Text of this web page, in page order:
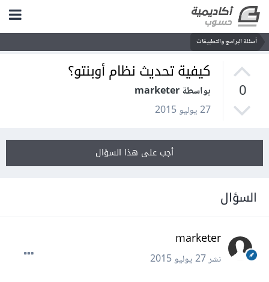
أسئلة البرامج والتطبيقات
0
كيفية تحديث نظام أوبنتو؟
بواسطة marketer
27 يوليو 2015
أجب على هذا السؤال
السؤال
marketer
نشر27 يوليو 2015